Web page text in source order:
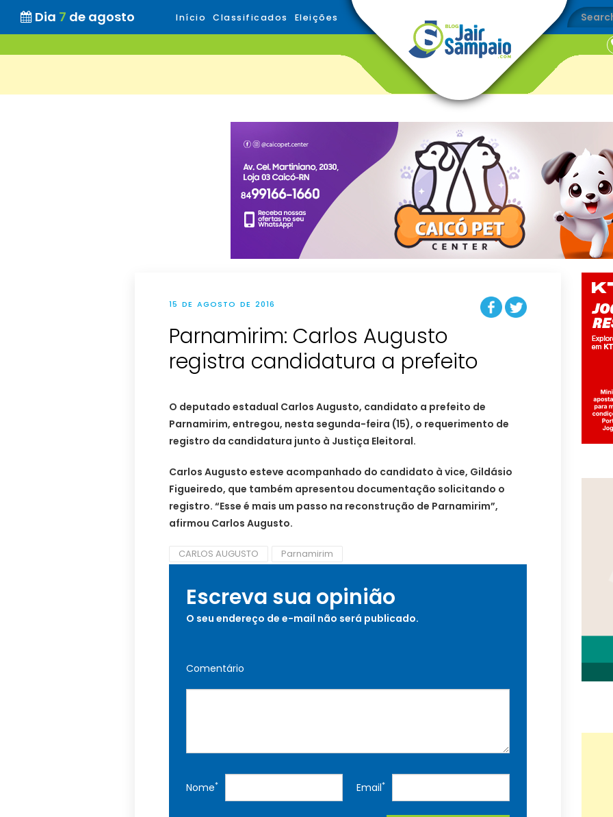
Dia 7 de agosto Início Classificados Eleições
15 DE AGOSTO DE 2016
Parnamirim: Carlos Augusto
registra candidatura a prefeito
O deputado estadual Carlos Augusto, candidato a prefeito de
Parnamirim, entregou, nesta segunda-feira (15), o requerimento de
registro da candidatura junto à Justiça Eleitoral.
Carlos Augusto esteve acompanhado do candidato à vice, Gildásio
Figueiredo, que também apresentou documentação solicitando o
registro. “Esse é mais um passo na reconstrução de Parnamirim”,
afirmou Carlos Augusto.
CARLOS AUGUSTO Parnamirim
Escreva sua opinião
O seu endereço de e-mail não será publicado.
Comentário
Nome* Email*